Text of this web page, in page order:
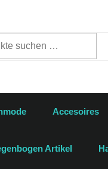
Accesoires
Artikel